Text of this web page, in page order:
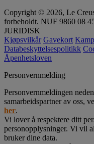
Copyright © 2026, Le
forbeholdt. NUF 9860 08
JURIDISK
Kjøpsvilkår Gavekort
Databeskyttelsespolitikk
Åpenhetsloven
Personvernmelding
Personvernmeldingen
samarbeidspartner av oss,
her.
Vi lover å respektere ditt
personopplysninger. Vi vil
bruker dine data.